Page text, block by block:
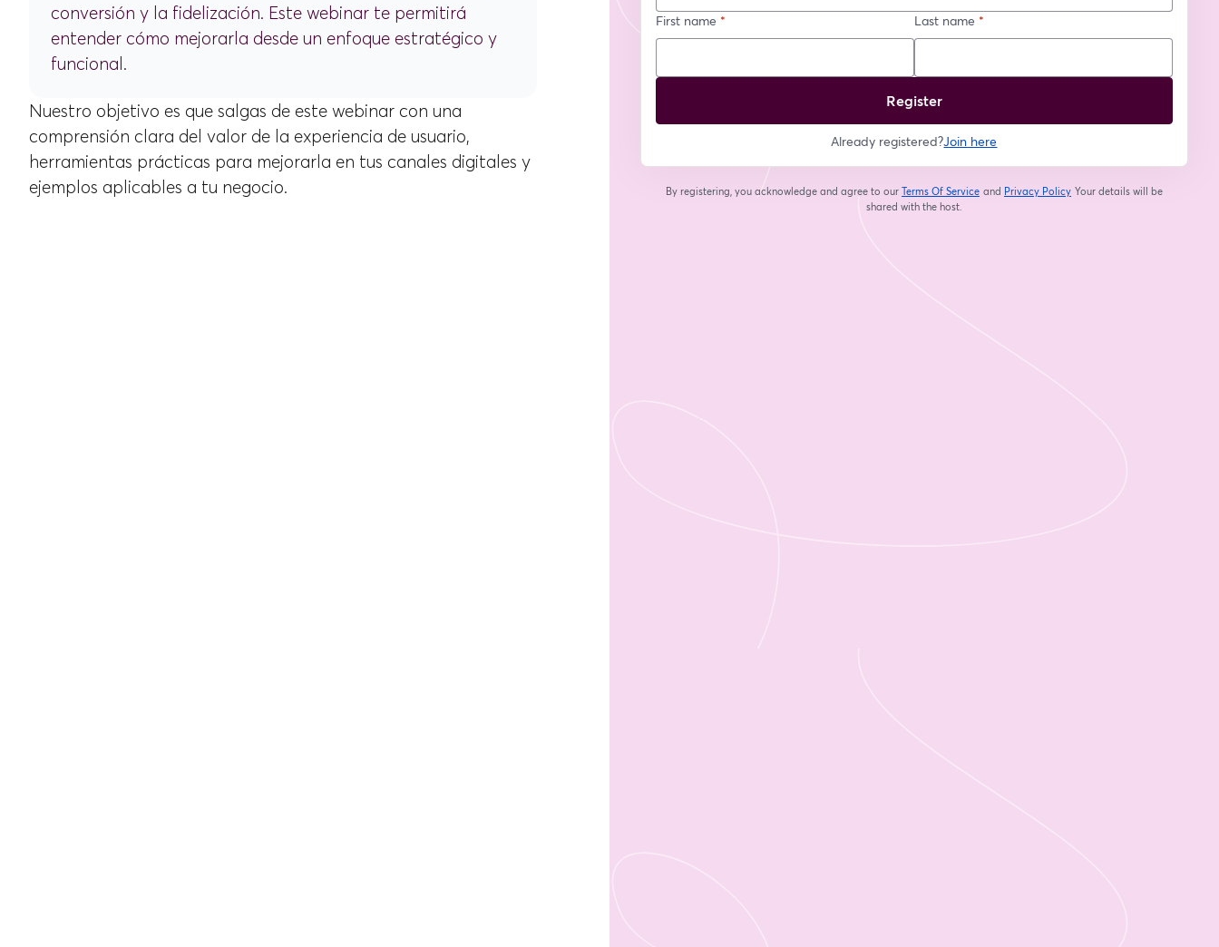
conversión y la fidelización. Este webinar te permitirá
entender cómo mejorarla desde un enfoque estratégico y
funcional.
Nuestro objetivo es que salgas de este webinar con una
comprensión clara del valor de la experiencia de usuario,
herramientas prácticas para mejorarla en tus canales digitales y
ejemplos aplicables a tu negocio.